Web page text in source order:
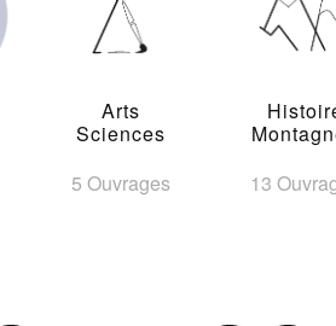
Arts
Sciences
5 Ouvrages
13